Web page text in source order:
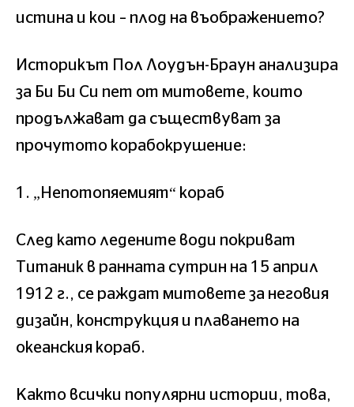
истина и кои – плод на въображението?
Историкът Пол Лоудън-Браун анализира
за Би Би Си пет от митовете, които
продължават да съществуват за
прочутото корабокрушение:
1. „Непотопяемият“ кораб
След като ледените води покриват
Титаник в ранната сутрин на 15 април
1912 г., се раждат митовете за неговия
дизайн, конструкция и плаването на
океанския кораб.
Както всички популярни истории, това,